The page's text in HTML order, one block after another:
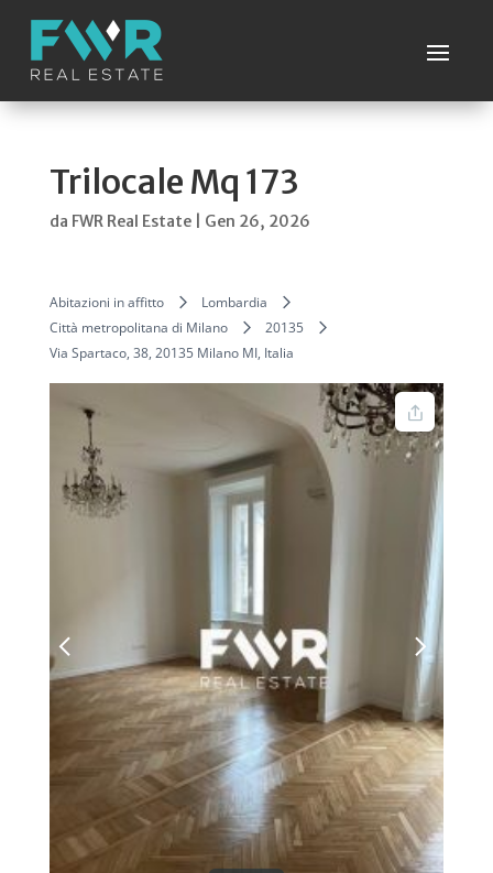
Trilocale Mq 173
da FWR Real Estate| Gen 26, 2026
Abitazioni in affitto
Lombardia
Città metropolitana di Milano
20135
Via Spartaco, 38, 20135 Milano MI, Italia